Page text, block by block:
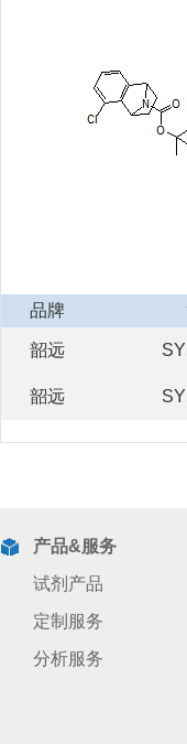
品牌
韶远
韶远
产品&服务
试剂产品
定制服务
分析服务